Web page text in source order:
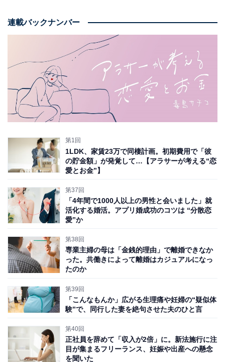
好きな仕事をしている友人のSNSを見ると、自分のした
かったことってなんだっけ……と考えることがある」
こう語るのは、就職のために上京し、都内で会社員とし
て働く洋子さん（仮名／33歳）だ。彼女の所属部署に
は、40代以上の男性部課長、20代の部下が男女数人ずつ
所属しており、アラサーの彼女はちょうど中間的なポジ
ションだという。
洋子さんは地元を離れ、憧れていた今の仕事に転職して
5年がたつ。しかし最近は「業務以外で上司とZ世代の板
挟みになることが多い」と語る。
「先日会社の懇親会があって、1軒目を出たのが21時だ
ったんです。その時、上司が私だけを呼んで『2軒目、
ど、自分から声をかけると“強制的”に行かなければいけ
ない雰囲気になるから、上司が先に私に相談したことも
分かるし、Z世代の後輩はあまりお酒を好きではなく
て、早く帰りたいと思っていることも分かる」
洋子さんは、Z世代の後輩たちに「私は、もう少し飲み
たいから飲んで帰ろうかなって思ってるけど、みんなは
自由参加でね」と声をかけた。さらに「飲んでも、あと
少しにしよっと」と“1時間”の制限を付けた。
連載バックナンバー
第1回
1LDK、家賃23万で同棲計画。初期費用で「彼
の貯金額」が発覚して…【アラサーが考える“恋
愛とお金”】
第37回
「4年間で1000人以上の男性と会いました」就
活化する婚活。アプリ婚成功のコツは “分散恋
愛”か
第38回
専業主婦の母は「金銭的理由」で離婚できなか
った。共働きによって離婚はカジュアルになっ
たのか
第39回
「こんなもんか」広がる生理痛や妊婦の“疑似体
験”で、同行した妻を絶句させた夫のひと言
第40回
正社員を辞めて「収入が2倍」に。新法施行に注
目が集まるフリーランス、妊娠や出産への懸念
を聞いた